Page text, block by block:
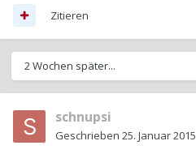
Zitieren
2 Wochen später...
schnupsi
Geschrieben 25. Januar 2015